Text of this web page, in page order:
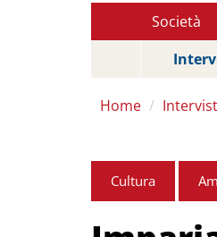
Società
Home
Cultura